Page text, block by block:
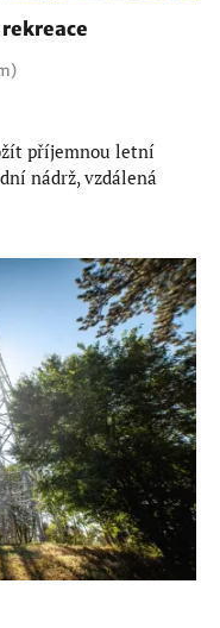
příjemnou letní
nádrž, vzdálená